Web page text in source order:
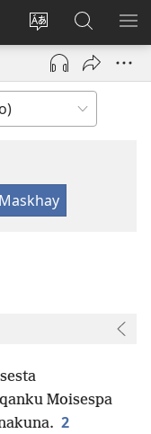
Direccionpi
akllay
Sutiykiwan
jaykuy
(abre
nueva
JW.ORG
nisqapi
maskhay
Moisespa
2